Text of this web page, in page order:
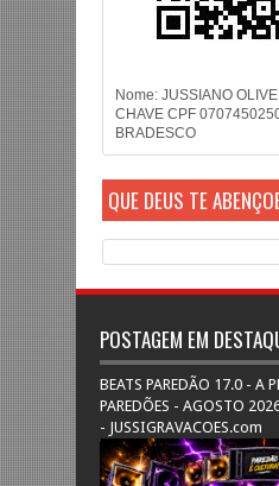
Nome: JUSSIANO
CHAVE CPF
BRADESCO
QUE DEUS TE
POSTAGEM EM
BEATS PAREDÃO 17.0 - A
PAREDÕES - AGOSTO
- JUSSIGRAVACOES.com